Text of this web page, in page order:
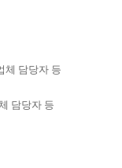
체 담당자 등
담당자 등